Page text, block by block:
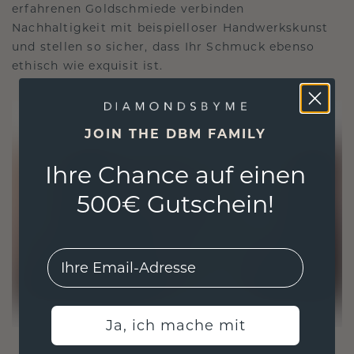
erfahrenen Goldschmiede verbinden
Nachhaltigkeit mit beispielloser Handwerkskunst
und stellen so sicher, dass Ihr Schmuck ebenso
ethisch wie exquisit ist.
JOIN THE DBM FAMILY
Ihre Chance auf einen
500€ Gutschein!
EMail
Ja, ich mache mit